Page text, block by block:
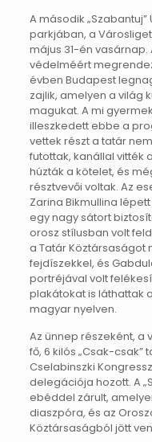
A második
parkjában, a
május 31-én
védelméért
évben Budapest
zajlik, amelyen a világ
magukat. A mi
illeszkedett ebbe a
vettek részt a tatár
futottak, kanállal vitték
húzták a kötelet, és
résztvevői voltak. Az
Zarina Bikmullina
egy nagy sátort
orosz stílusban volt
a Tatár Köztársaságot
fejdíszekkel, és
portréjával volt
plakátokat is láthattak
magyar nyelven.
Az ünnep részeként, a
fő, 6 kilós „Csak-
Cselabinszki
delegációja hozott. A
ebéddel zárult,
diaszpóra, és az
Köztársaságból jött